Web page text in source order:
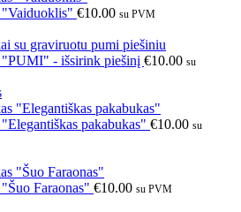
"Vaiduoklis" €10.00 su PVM
"PUMI" - išsirink piešinį €10.00 su
pakabukas" €10.00 su
Faraonas" €10.00 su PVM